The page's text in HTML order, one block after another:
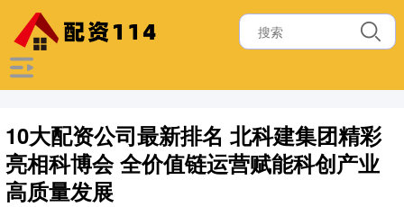
10大配资公司最新排名 北科建集团精彩
亮相科博会 全价值链运营赋能科创产业
高质量发展